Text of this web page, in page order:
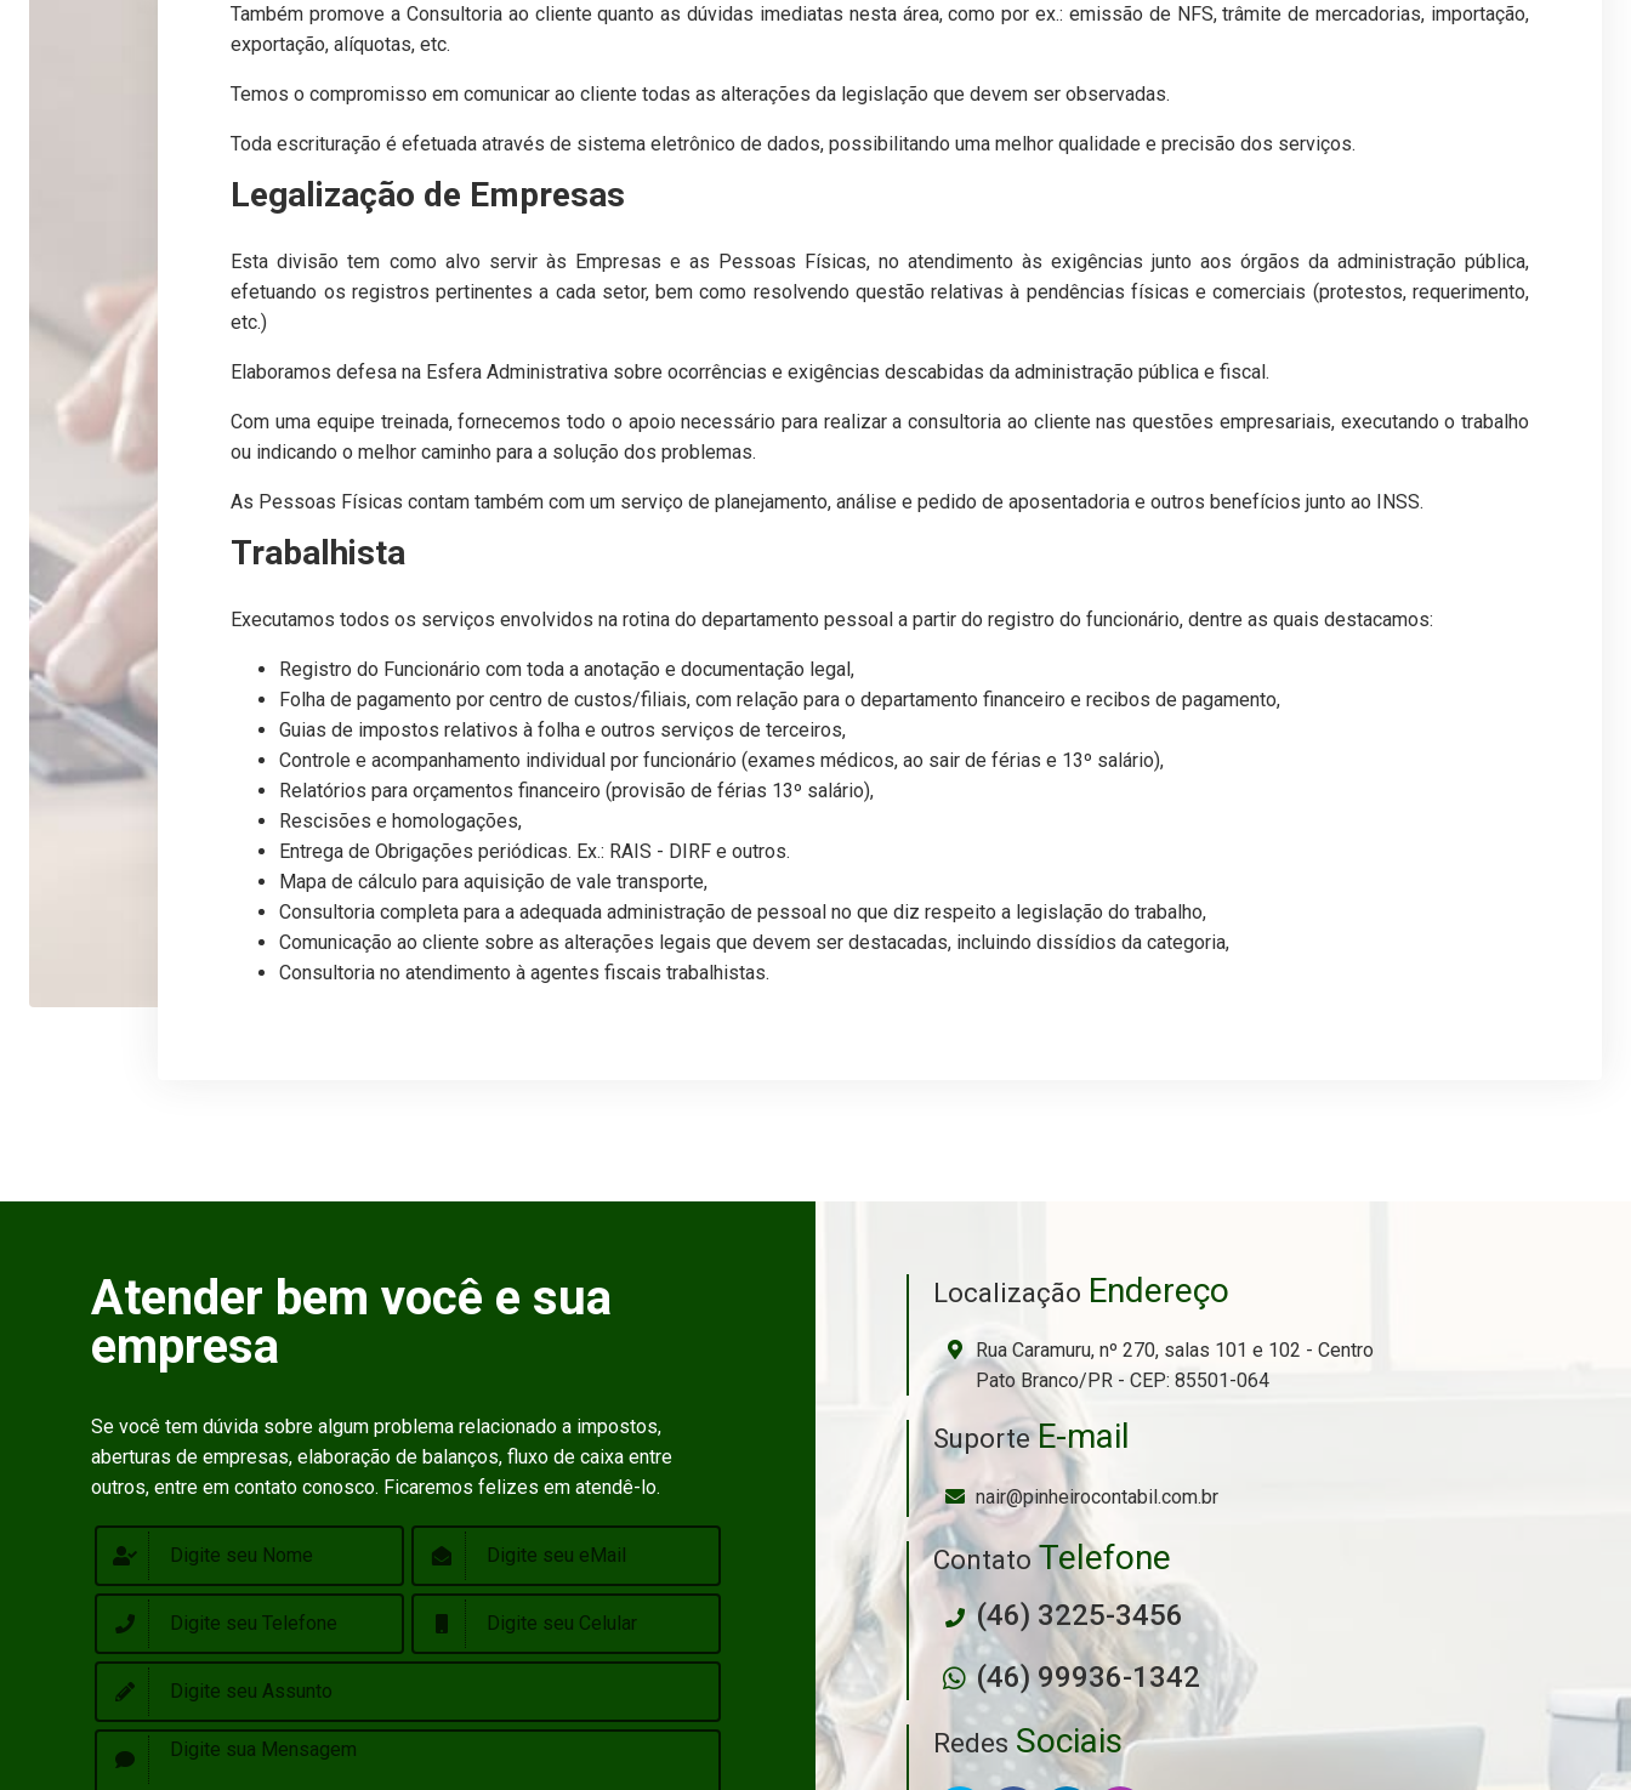
Também promove a Consultoria ao cliente quanto as dúvidas imediatas nesta área, como por ex.: emissão de NFS, trâmite de mercadorias, importação,
exportação, alíquotas, etc.
Temos o compromisso em comunicar ao cliente todas as alterações da legislação que devem ser observadas.
Toda escrituração é efetuada através de sistema eletrônico de dados, possibilitando uma melhor qualidade e precisão dos serviços.
Legalização de Empresas
Esta divisão tem como alvo servir às Empresas e as Pessoas Físicas, no atendimento às exigências junto aos órgãos da administração pública,
efetuando os registros pertinentes a cada setor, bem como resolvendo questão relativas à pendências físicas e comerciais (protestos, requerimento,
etc.)
Elaboramos defesa na Esfera Administrativa sobre ocorrências e exigências descabidas da administração pública e fiscal.
Com uma equipe treinada, fornecemos todo o apoio necessário para realizar a consultoria ao cliente nas questões empresariais, executando o trabalho
ou indicando o melhor caminho para a solução dos problemas.
As Pessoas Físicas contam também com um serviço de planejamento, análise e pedido de aposentadoria e outros benefícios junto ao INSS.
Trabalhista
Executamos todos os serviços envolvidos na rotina do departamento pessoal a partir do registro do funcionário, dentre as quais destacamos:
Registro do Funcionário com toda a anotação e documentação legal,
Folha de pagamento por centro de custos/filiais, com relação para o departamento financeiro e recibos de pagamento,
Guias de impostos relativos à folha e outros serviços de terceiros,
Controle e acompanhamento individual por funcionário (exames médicos, ao sair de férias e 13º salário),
Relatórios para orçamentos financeiro (provisão de férias 13º salário),
Rescisões e homologações,
Entrega de Obrigações periódicas. Ex.: RAIS - DIRF e outros.
Mapa de cálculo para aquisição de vale transporte,
Consultoria completa para a adequada administração de pessoal no que diz respeito a legislação do trabalho,
Comunicação ao cliente sobre as alterações legais que devem ser destacadas, incluindo dissídios da categoria,
Consultoria no atendimento à agentes fiscais trabalhistas.
Atender bem você e sua
empresa
Se você tem dúvida sobre algum problema relacionado a impostos,
aberturas de empresas, elaboração de balanços, fluxo de caixa entre
outros, entre em contato conosco. Ficaremos felizes em atendê-lo.
Localização Endereço
Rua Caramuru, nº 270, salas 101 e 102 - Centro
Pato Branco/PR - CEP: 85501-064
SuporteE-mail
nair@pinheirocontabil.com.br
ContatoTelefone
(46) 3225-3456
(46) 99936-1342
Redes Sociais